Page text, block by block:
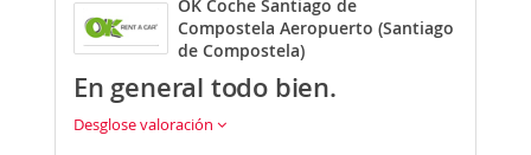
OK Coche Santiago de
Compostela Aeropuerto (Santiago
de Compostela)
En general todo bien.
Desglose valoración